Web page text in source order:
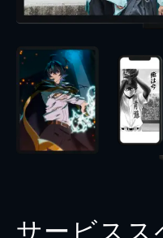
サービス